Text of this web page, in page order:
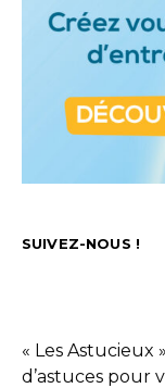
SUIVEZ-NOUS !
« Les Astucieux
d’astuces pour